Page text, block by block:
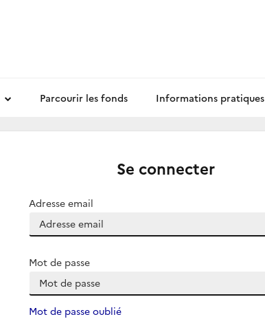
Parcourir les fonds Informations pratiques
Se connecter
Adresse email
Mot de passe
Mot de passe oublié